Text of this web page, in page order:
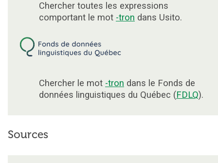
Chercher toutes les expressions
comportant le mot -tron dans Usito.
Chercher le mot -tron dans le Fonds de
données linguistiques du Québec (FDLQ).
Sources